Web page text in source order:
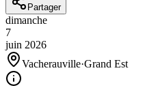
Partager
dimanche
7
juin 2026
Vacherauville·Grand Est